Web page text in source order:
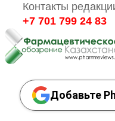
Контакты
+7 701 799 24 83
Добавьте